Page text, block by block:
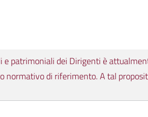
e patrimoniali dei Dirigenti è
normativo di riferimento. A tal